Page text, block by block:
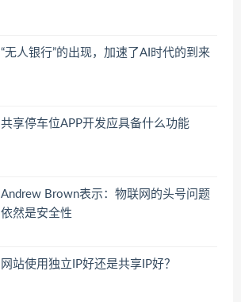
“无人银行”的出现，加速了AI时代的到来
共享停车位APP开发应具备什么功能
Andrew Brown表示：物联网的头号问题
依然是安全性
网站使用独立IP好还是共享IP好？